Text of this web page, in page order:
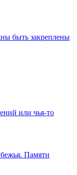
быть закреплены
или чья-то
Памяти